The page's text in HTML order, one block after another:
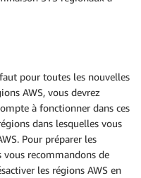
pour toutes les nouvelles
AWS, vous devrez
à fonctionner dans ces
dans lesquelles vous
Pour préparer les
vous recommandons de
les régions AWS en